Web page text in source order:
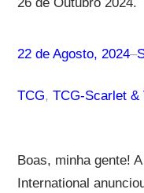
22 de Agosto, 2024–
TCG, TCG-Scarlet &
Boas, minha gente!
International